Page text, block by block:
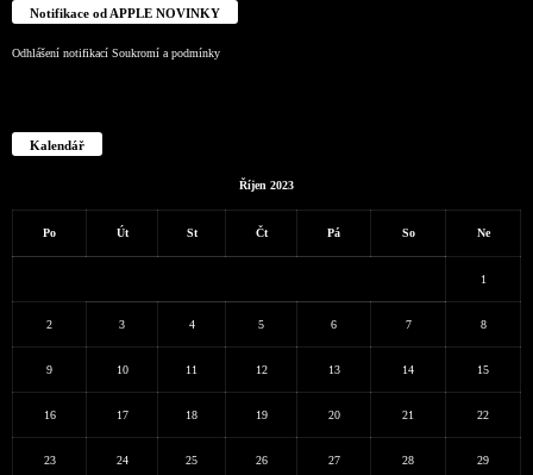
Notifikace od APPLE NOVINKY
Odhlášení notifikací Soukromí a podmínky
Kalendář
Říjen 2023
Po Út St Čt Pá So Ne
1
2 3 4 5 6 7 8
9 10 11 12 13 14 15
16 17 18 19 20 21 22
23 24 25 26 27 28 29